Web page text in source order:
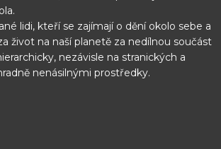
lidi, kteří se zajímají o dění okolo sebe a
život na naší planetě za nedílnou součást
nezávisle na stranických a
nenásilnými prostředky.